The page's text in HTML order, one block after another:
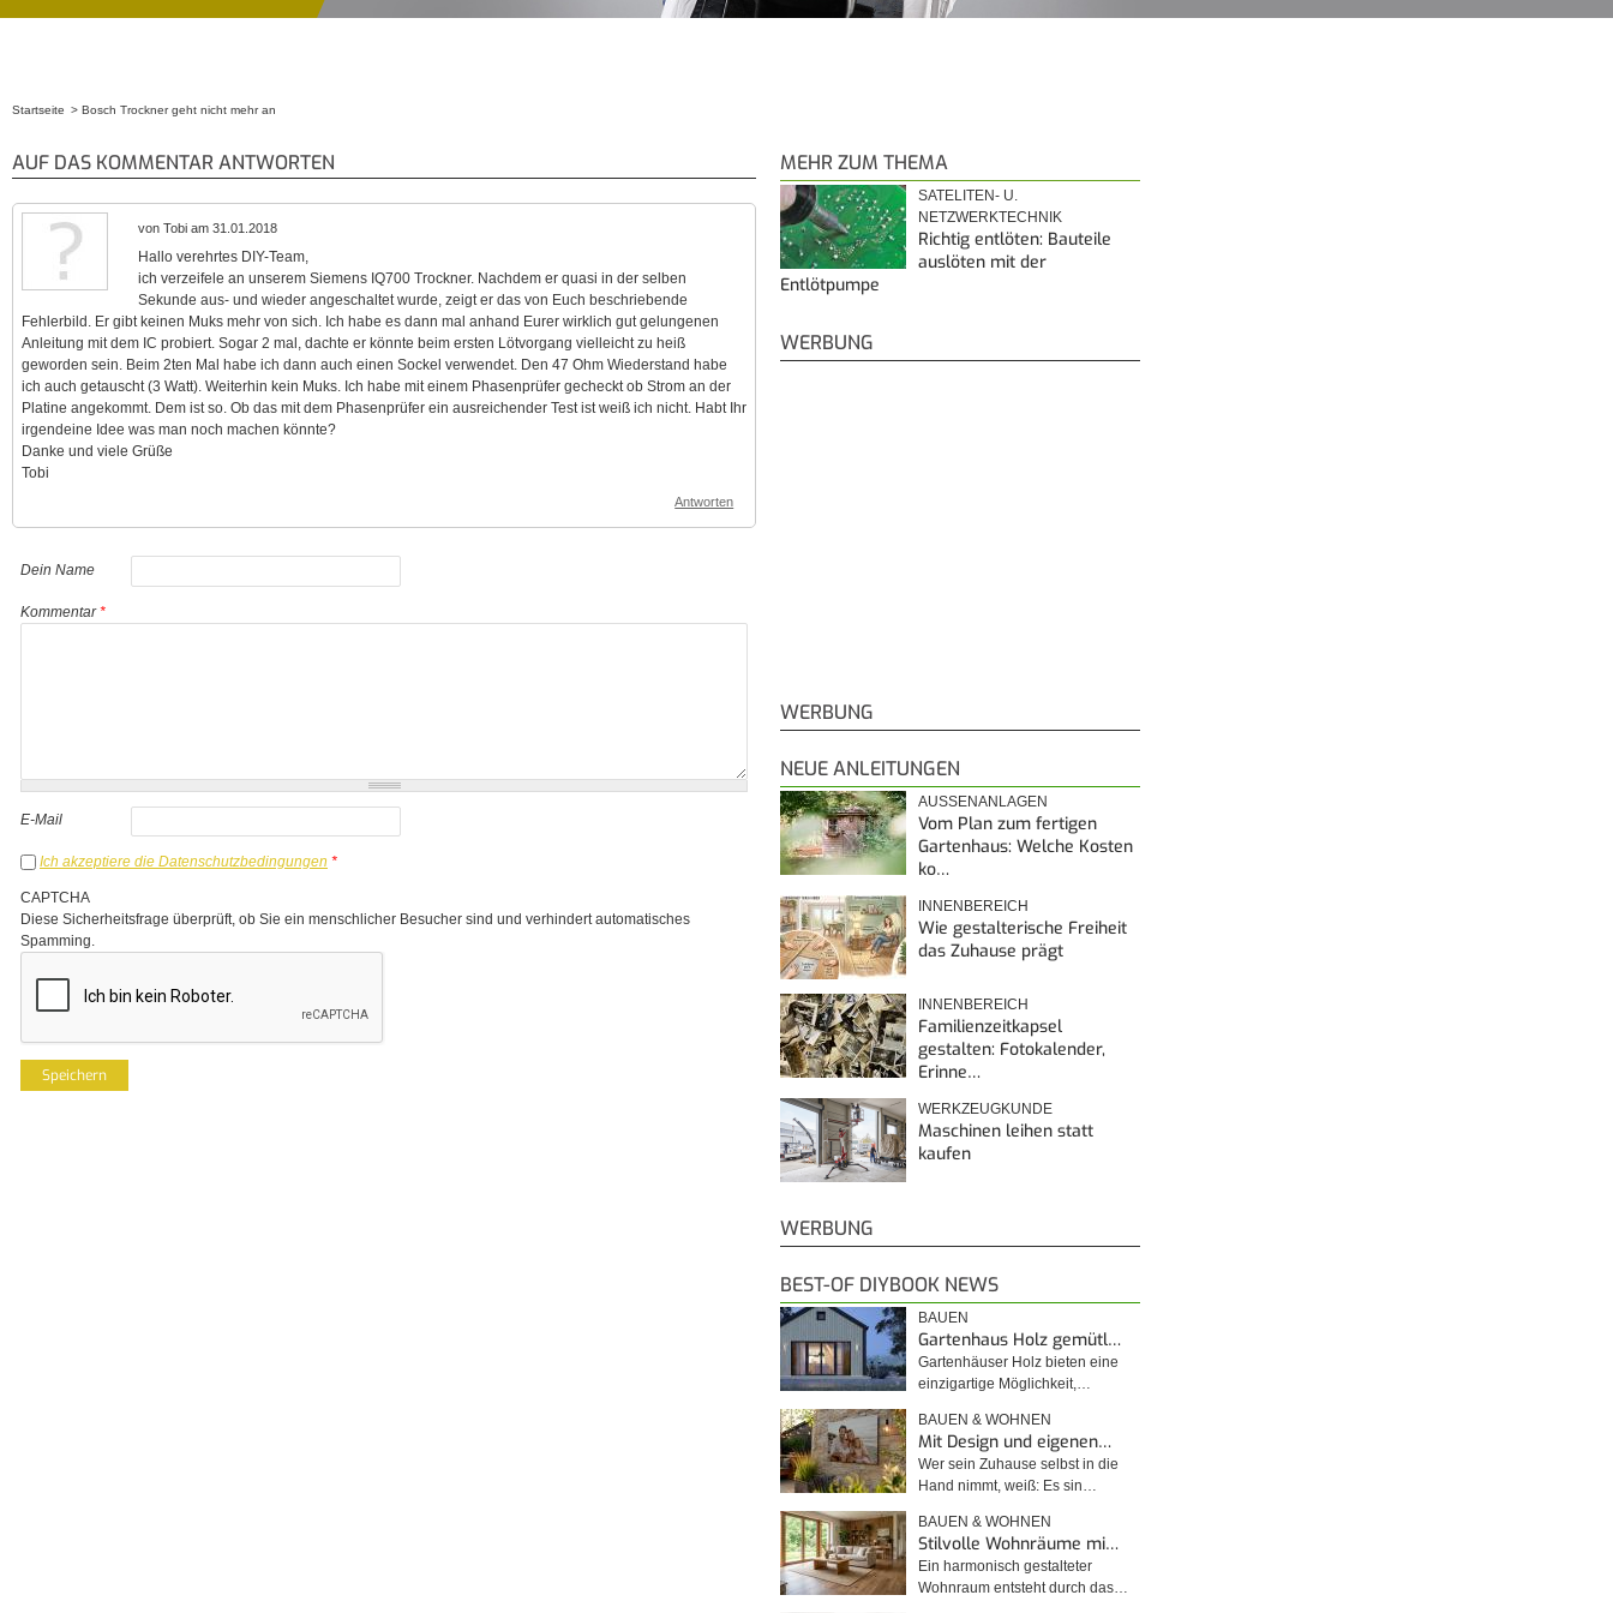
Startseite Bosch Trockner geht nicht mehr an
AUF DAS KOMMENTAR ANTWORTEN
von Tobi am 31.01.2018
Hallo verehrtes DIY-Team,
ich verzeifele an unserem Siemens IQ700 Trockner. Nachdem er quasi in der selben
Sekunde aus- und wieder angeschaltet wurde, zeigt er das von Euch beschriebende
Fehlerbild. Er gibt keinen Muks mehr von sich. Ich habe es dann mal anhand Eurer wirklich gut gelungenen
Anleitung mit dem IC probiert. Sogar 2 mal, dachte er könnte beim ersten Lötvorgang vielleicht zu heiß
geworden sein. Beim 2ten Mal habe ich dann auch einen Sockel verwendet. Den 47 Ohm Wiederstand habe
ich auch getauscht (3 Watt). Weiterhin kein Muks. Ich habe mit einem Phasenprüfer gecheckt ob Strom an der
Platine angekommt. Dem ist so. Ob das mit dem Phasenprüfer ein ausreichender Test ist weiß ich nicht. Habt Ihr
irgendeine Idee was man noch machen könnte?
Danke und viele Grüße
Tobi
Antworten
Dein Name
Kommentar*
E-Mail
Ich akzeptiere die Datenschutzbedingungen *
CAPTCHA
Diese Sicherheitsfrage überprüft, ob Sie ein menschlicher Besucher sind und verhindert automatisches
Spamming.
MEHR ZUM THEMA
SATELITEN- U.
NETZWERKTECHNIK
Richtig entlöten: Bauteile
auslöten mit der
Entlötpumpe
WERBUNG
WERBUNG
NEUE ANLEITUNGEN
AUSSENANLAGEN
Vom Plan zum fertigen
Gartenhaus: Welche Kosten
ko…
INNENBEREICH
Wie gestalterische Freiheit
das Zuhause prägt
INNENBEREICH
Familienzeitkapsel
gestalten: Fotokalender,
Erinne…
WERKZEUGKUNDE
Maschinen leihen statt
kaufen
WERBUNG
BEST-OF DIYBOOK NEWS
BAUEN
Gartenhaus Holz gemütl…
Gartenhäuser Holz bieten eine
einzigartige Möglichkeit,…
BAUEN & WOHNEN
Mit Design und eigenen…
Wer sein Zuhause selbst in die
Hand nimmt, weiß: Es sin…
BAUEN & WOHNEN
Stilvolle Wohnräume mi…
Ein harmonisch gestalteter
Wohnraum entsteht durch das…